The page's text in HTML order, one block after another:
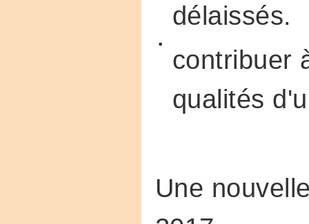
délaissés.
contribuer
qualités
Une